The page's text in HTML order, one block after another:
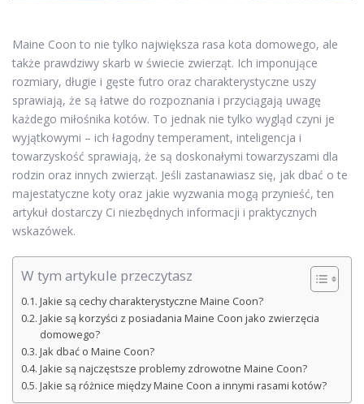
Maine Coon to nie tylko największa rasa kota domowego, ale
także prawdziwy skarb w świecie zwierząt. Ich imponujące
rozmiary, długie i gęste futro oraz charakterystyczne uszy
sprawiają, że są łatwe do rozpoznania i przyciągają uwagę
każdego miłośnika kotów. To jednak nie tylko wygląd czyni je
wyjątkowymi – ich łagodny temperament, inteligencja i
towarzyskość sprawiają, że są doskonałymi towarzyszami dla
rodzin oraz innych zwierząt. Jeśli zastanawiasz się, jak dbać o te
majestatyczne koty oraz jakie wyzwania mogą przynieść, ten
artykuł dostarczy Ci niezbędnych informacji i praktycznych
wskazówek.
W tym artykule przeczytasz
Jakie są cechy charakterystyczne Maine Coon?
Jakie są korzyści z posiadania Maine Coon jako zwierzęcia
domowego?
Jak dbać o Maine Coon?
Jakie są najczęstsze problemy zdrowotne Maine Coon?
Jakie są różnice między Maine Coon a innymi rasami kotów?